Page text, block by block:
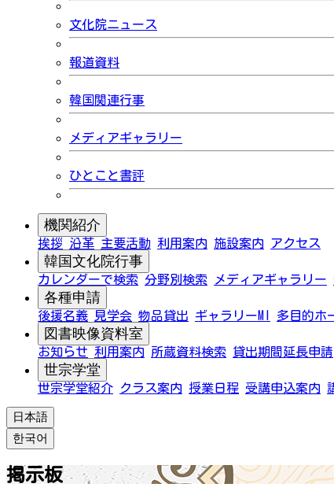
文化院ニュース
報道資料
韓国関連行事
メディアギャラリー
ひとこと書評
機関紹介
挨拶 沿革 主要活動 利用案内 施設案内 アクセス
韓国文化院行事
カレンダーで検索 分野別検索 メディアギャラリー
各種申請
後援名義 見学会 物品貸出 ギャラリーMI 多目的ホ
図書映像資料室
お知らせ 利用案内 所蔵資料検索 貸出期間延長申請
世宗学堂
世宗学堂紹介 クラス案内 授業日程 受講申込案内
日本語
한국어
掲示板